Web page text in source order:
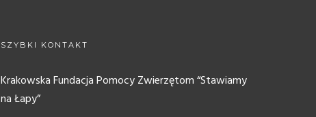
SZYBKI KONTAKT
Krakowska Fundacja Pomocy Zwierzętom “Stawiamy
na Łapy”